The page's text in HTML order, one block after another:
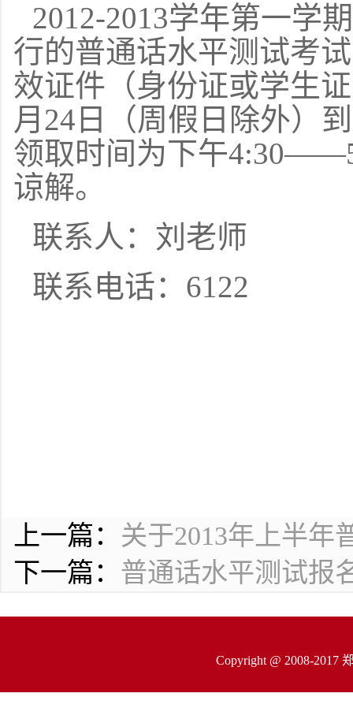
2012-2013学年第一学
行的普通话水平测试考
效证件（身份证或学生
月24日（周假日除外）
领取时间为下午
谅解。
联系人：刘老师
联系电话：6122
上一篇： 关于2013年上半年
下一篇： 普通话水平测试报
Copyright @ 2008-2017